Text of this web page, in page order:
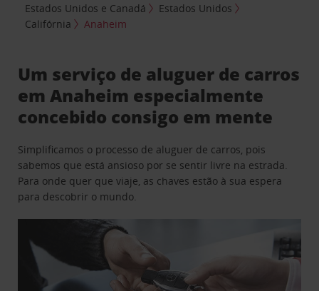
Estados Unidos e Canadá
Estados Unidos
Califórnia
Anaheim
Um serviço de aluguer de carros
em Anaheim especialmente
concebido consigo em mente
Simplificamos o processo de aluguer de carros, pois
sabemos que está ansioso por se sentir livre na estrada.
Para onde quer que viaje, as chaves estão à sua espera
para descobrir o mundo.